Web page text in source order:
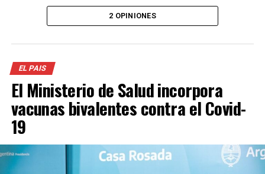
2 OPINIONES
EL PAIS
El Ministerio de Salud incorpora
vacunas bivalentes contra el Covid-
19